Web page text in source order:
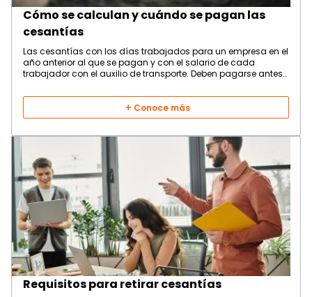
Cómo se calculan y cuándo se pagan las
cesantías
Las cesantías con los días trabajados para un empresa en el
año anterior al que se pagan y con el salario de cada
trabajador con el auxilio de transporte. Deben pagarse antes
Conoce más
Requisitos para retirar cesantías